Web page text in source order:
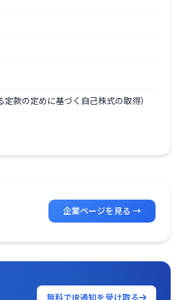
款の定めに基づく自己株式の取得）
企業ページを見る →
無料でIR通知を受け取る